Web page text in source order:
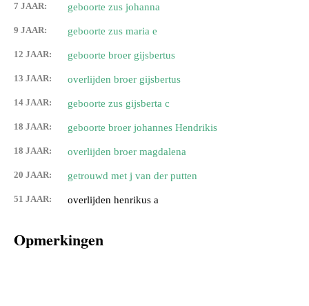
7 JAAR: geboorte zus johanna
9 JAAR: geboorte zus maria e
12 JAAR: geboorte broer gijsbertus
13 JAAR: overlijden broer gijsbertus
14 JAAR: geboorte zus gijsberta c
18 JAAR: geboorte broer johannes Hendrikis
18 JAAR: overlijden broer magdalena
20 JAAR: getrouwd met j van der putten
51 JAAR: overlijden henrikus a
Opmerkingen